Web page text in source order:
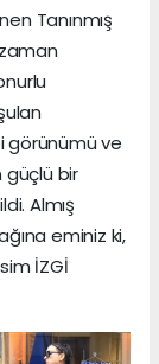
Tanınmış
görünümü ve
güçlü bir
Almış
eminiz ki,
İZGİ